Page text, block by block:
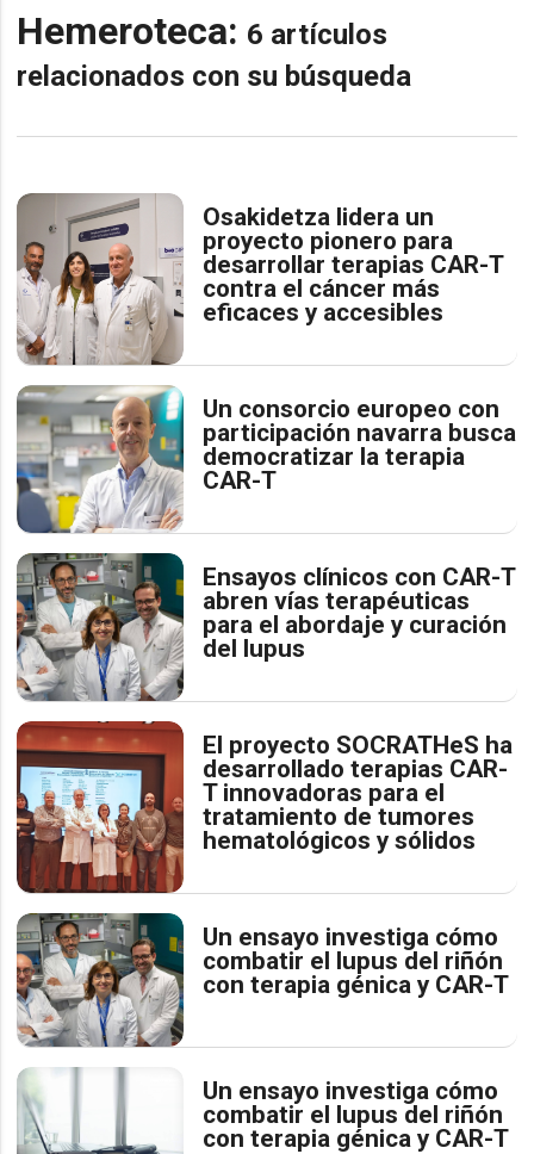
Hemeroteca: 6 artículos
relacionados con su búsqueda
Osakidetza lidera un
proyecto pionero para
desarrollar terapias CAR-T
contra el cáncer más
eficaces y accesibles
Un consorcio europeo con
participación navarra busca
democratizar la terapia
CAR-T
Ensayos clínicos con CAR-T
abren vías terapéuticas
para el abordaje y curación
del lupus
El proyecto SOCRATHeS ha
desarrollado terapias CAR-
T innovadoras para el
tratamiento de tumores
hematológicos y sólidos
Un ensayo investiga cómo
combatir el lupus del riñón
con terapia génica y CAR-T
Un ensayo investiga cómo
combatir el lupus del riñón
con terapia génica y CAR-T